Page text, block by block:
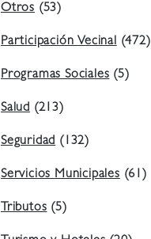
Otros (53)
Participación Vecinal(472)
Programas Sociales(5)
Salud (213)
Seguridad(132)
Servicios Municipales(61)
Tributos(5)